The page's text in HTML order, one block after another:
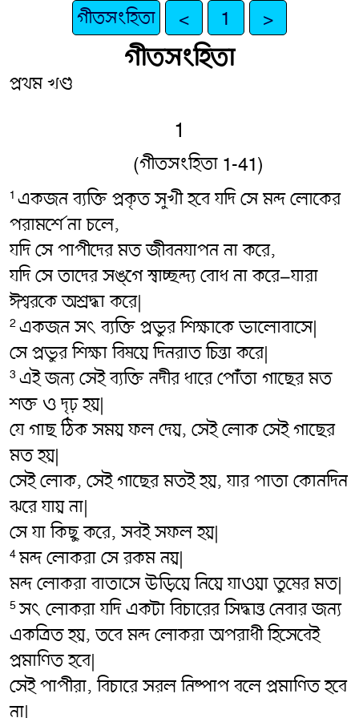
গীতসংহিতা < 1 >
গীতসংহিতা
প্রথম খণ্ড
1
(গীতসংহিতা 1-41)
1 একজন ব্যক্তি প্রকৃত সুখী হবে যদি সে মন্দ লোকের
পরামর্শে না চলে,
যদি সে পাপীদের মত জীবনযাপন না করে,
যদি সে তাদের সঙ্গে স্বাচ্ছন্দ্য বোধ না করে–যারা
ঈশ্বরকে অশ্রদ্ধা করে|
2 একজন সৎ‌ ব্যক্তি প্রভুর শিক্ষাকে ভালোবাসে|
সে প্রভুর শিক্ষা বিষয়ে দিনরাত চিন্তা করে|
3 এই জন্য সেই ব্যক্তি নদীর ধারে পোঁতা গাছের মত
শক্ত ও দৃঢ় হয়|
যে গাছ ঠিক সময় ফল দেয়, সেই লোক সেই গাছের
মত হয়|
সেই লোক, সেই গাছের মতই হয়, যার পাতা কোনদিন
ঝরে যায় না|
সে যা কিছু করে, সবই সফল হয়|
4মন্দ লোকরা সে রকম নয়|
মন্দ লোকরা বাতাসে উড়িয়ে নিয়ে যাওয়া তুষের মত|
5সৎ‌ লোকরা যদি একটা বিচারের সিদ্ধান্ত নেবার জন্য
একত্রিত হয়, তবে মন্দ লোকরা অপরাধী হিসেবেই
প্রমাণিত হবে|
সেই পাপীরা, বিচারে সরল নিষ্পাপ বলে প্রমাণিত হবে
না|